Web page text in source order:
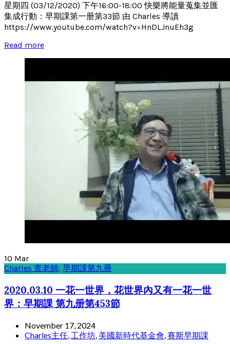
星期四 (03/12/2020) 下午16:00-18:00 快樂將能量蒐集並匯
集成行動：早期課第一册第33節 由 Charles 導讀
https://www.youtube.com/watch?v=HnDLJnuEh3g
Read more
10 Mar
Charles 查老師, 早期課第九冊
2020.03.10 一花一世界，花世界內又有一花一世
界：早期課 第九册第453節
November 17, 2024
Charles主任 工作坊 美國新時代基金會 賽斯早期課